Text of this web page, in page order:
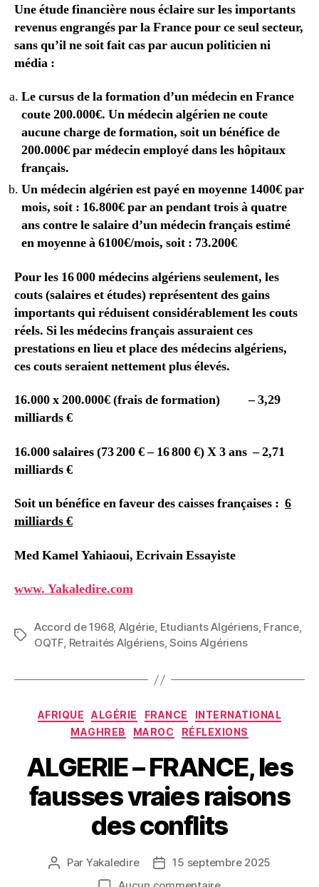
Une étude financière nous éclaire sur les importants
revenus engrangés par la France pour ce seul secteur,
sans qu’il ne soit fait cas par aucun politicien ni
média :
Le cursus de la formation d’un médecin en France
coute 200.000€. Un médecin algérien ne coute
aucune charge de formation, soit un bénéfice de
200.000€ par médecin employé dans les hôpitaux
français.
Un médecin algérien est payé en moyenne 1400€ par
mois, soit : 16.800€ par an pendant trois à quatre
ans contre le salaire d’un médecin français estimé
en moyenne à 6100€/mois, soit : 73.200€
Pour les 16 000 médecins algériens seulement, les
couts (salaires et études) représentent des gains
importants qui réduisent considérablement les couts
réels. Si les médecins français assuraient ces
prestations en lieu et place des médecins algériens,
ces couts seraient nettement plus élevés.
16.000 x 200.000€ (frais de formation) – 3,29
milliards €
16.000 salaires (73 200 € – 16 800 €) X 3 ans – 2,71
milliards €
Soit un bénéfice en faveur des caisses françaises : 6
milliards €
Med Kamel Yahiaoui, Ecrivain Essayiste
www. Yakaledire.com
Étiquettes
Accord de 1968, Algérie, Etudiants Algériens, France,
OQTF, Retraités Algériens,Soins Algériens
Catégories
AFRIQUE ALGÉRIE FRANCE
INTERNATIONAL
MAGHREB
MAROC RÉFLEXIONS
ALGERIE – FRANCE, les
fausses vraies raisons
des conflits
Auteur
Par Yakaledire
Date15 septembre 2025